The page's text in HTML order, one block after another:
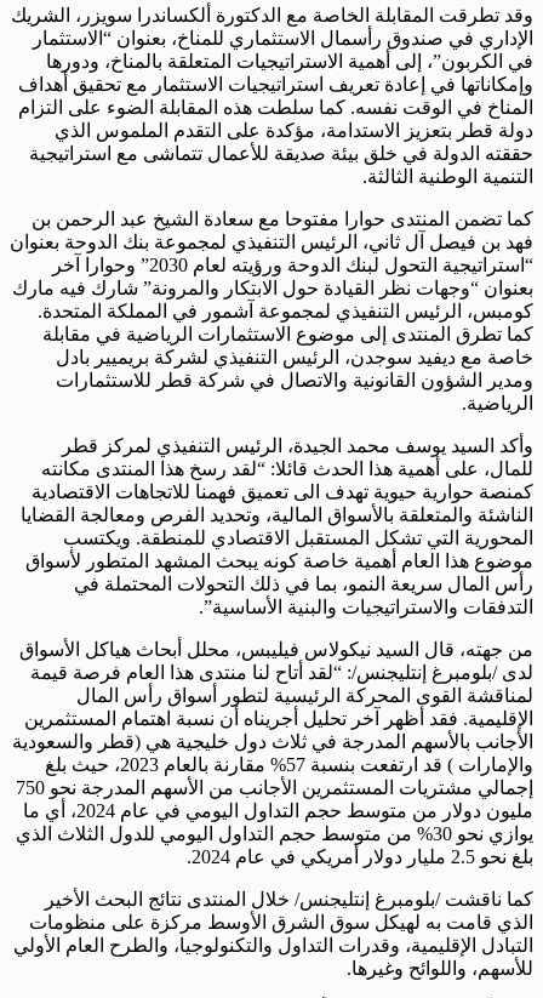
وقد تطرقت المقابلة الخاصة مع الدكتورة ألكساندرا سويزر، الشريك
الإداري في صندوق رأسمال الاستثماري للمناخ، بعنوان “الاستثمار
في الكربون”، إلى أهمية الاستراتيجيات المتعلقة بالمناخ، ودورها
وإمكاناتها في إعادة تعريف استراتيجيات الاستثمار مع تحقيق أهداف
المناخ في الوقت نفسه. كما سلطت هذه المقابلة الضوء على التزام
دولة قطر بتعزيز الاستدامة، مؤكدة على التقدم الملموس الذي
حققته الدولة في خلق بيئة صديقة للأعمال تتماشى مع استراتيجية
التنمية الوطنية الثالثة.
كما تضمن المنتدى حوارا مفتوحا مع سعادة الشيخ عبد الرحمن بن
فهد بن فيصل آل ثاني، الرئيس التنفيذي لمجموعة بنك الدوحة بعنوان
“استراتيجية التحول لبنك الدوحة ورؤيته لعام 2030” وحوارا آخر
بعنوان “وجهات نظر القيادة حول الابتكار والمرونة” شارك فيه مارك
كومبس، الرئيس التنفيذي لمجموعة آشمور في المملكة المتحدة.
كما تطرق المنتدى إلى موضوع الاستثمارات الرياضية في مقابلة
خاصة مع ديفيد سوجدن، الرئيس التنفيذي لشركة بريميير بادل
ومدير الشؤون القانونية والاتصال في شركة قطر للاستثمارات
الرياضية.
وأكد السيد يوسف محمد الجيدة، الرئيس التنفيذي لمركز قطر
للمال، على أهمية هذا الحدث قائلا: “لقد رسخ هذا المنتدى مكانته
كمنصة حوارية حيوية تهدف الى تعميق فهمنا للاتجاهات الاقتصادية
الناشئة والمتعلقة بالأسواق المالية، وتحديد الفرص ومعالجة القضايا
المحورية التي تشكل المستقبل الاقتصادي للمنطقة. ويكتسب
موضوع هذا العام أهمية خاصة كونه يبحث المشهد المتطور لأسواق
رأس المال سريعة النمو، بما في ذلك التحولات المحتملة في
التدفقات والاستراتيجيات والبنية الأساسية”.
من جهته، قال السيد نيكولاس فيليبس، محلل أبحاث هياكل الأسواق
لدى /بلومبرغ إنتليجنس/: “لقد أتاح لنا منتدى هذا العام فرصة قيمة
لمناقشة القوى المحركة الرئيسية لتطور أسواق رأس المال
الإقليمية. فقد أظهر آخر تحليل أجريناه أن نسبة اهتمام المستثمرين
الأجانب بالأسهم المدرجة في ثلاث دول خليجية هي (قطر والسعودية
والإمارات ) قد ارتفعت بنسبة 57% مقارنة بالعام 2023، حيث بلغ
إجمالي مشتريات المستثمرين الأجانب من الأسهم المدرجة نحو 750
مليون دولار من متوسط حجم التداول اليومي في عام 2024، أي ما
يوازي نحو 30% من متوسط حجم التداول اليومي للدول الثلاث الذي
بلغ نحو 2.5 مليار دولار أمريكي في عام 2024.
كما ناقشت /بلومبرغ إنتليجنس/ خلال المنتدى نتائج البحث الأخير
الذي قامت به لهيكل سوق الشرق الأوسط مركزة على منظومات
التبادل الإقليمية، وقدرات التداول والتكنولوجيا، والطرح العام الأولي
للأسهم، واللوائح وغيرها.